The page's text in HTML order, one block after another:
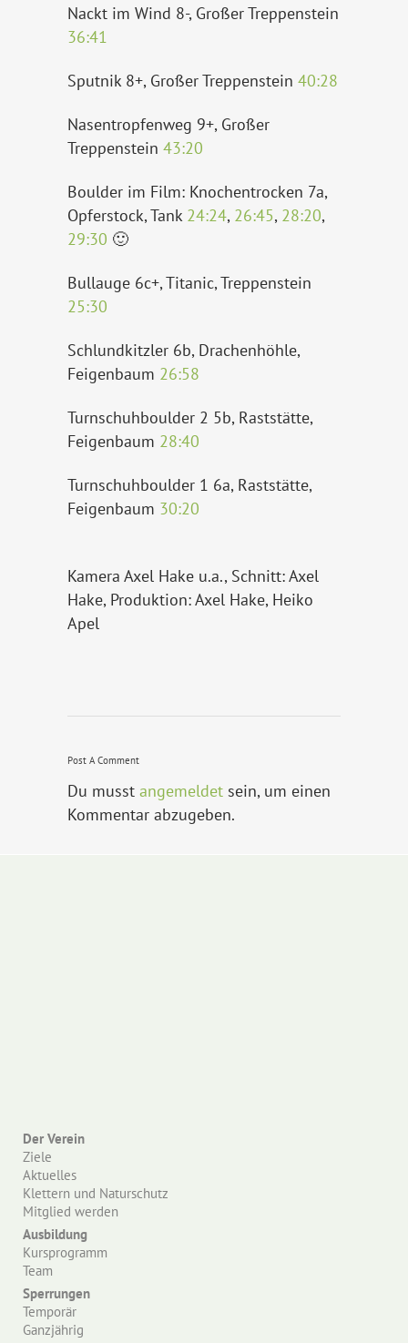
Nackt im Wind 8-, Großer Treppenstein
36:41
Sputnik 8+, Großer Treppenstein 40:28
Nasentropfenweg 9+, Großer
Treppenstein 43:20
Boulder im Film: Knochentrocken 7a,
Opferstock, Tank 24:24, 26:45, 28:20,
29:30 🙂
Bullauge 6c+, Titanic, Treppenstein
25:30
Schlundkitzler 6b, Drachenhöhle,
Feigenbaum 26:58
Turnschuhboulder 2 5b, Raststätte,
Feigenbaum 28:40
Turnschuhboulder 1 6a, Raststätte,
Feigenbaum 30:20
Kamera Axel Hake u.a., Schnitt: Axel
Hake, Produktion: Axel Hake, Heiko
Apel
Post A Comment
Du musst angemeldet sein, um einen
Kommentar abzugeben.
Der Verein
Ziele
Aktuelles
Klettern und Naturschutz
Mitglied werden
Ausbildung
Kursprogramm
Team
Sperrungen
Temporär
Ganzjährig